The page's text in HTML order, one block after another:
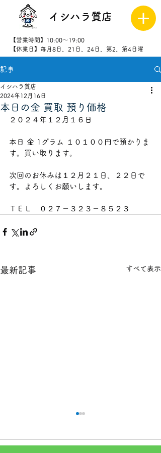
イシハラ質店
【営業時間】10:00～19:00
【休業日】毎月8日、21日、24日、第2、第4日曜
8523
記事
本日の金 買取 預り価格
イシハラ質店
2024年12月16日
２０２４年１２月１６日
本日 金 1グラム １０１００ 円で預かりま
す。買い取ります。
次回のお休みは１２月２１ 日、２２日で
す。よろしくお願いします。
ＴＥＬ　０２７－３２３－８５２３
最新記事 すべて表示
格